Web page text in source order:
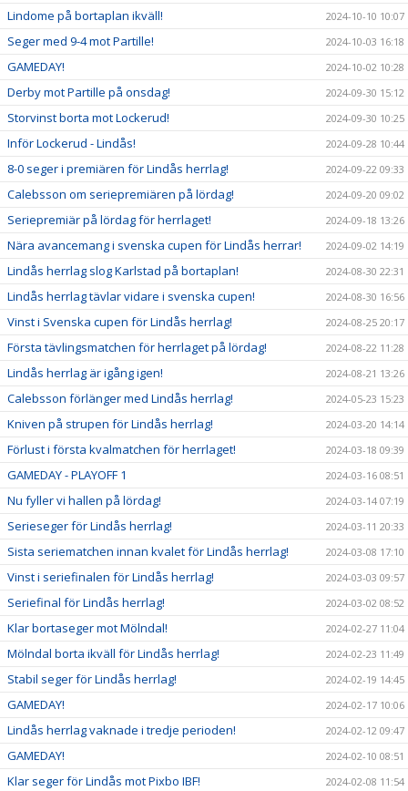
Lindome på bortaplan ikväll! 2024-10-10 10:07
Seger med 9-4 mot Partille! 2024-10-03 16:18
GAMEDAY! 2024-10-02 10:28
Derby mot Partille på onsdag! 2024-09-30 15:12
Storvinst borta mot Lockerud! 2024-09-30 10:25
Inför Lockerud - Lindås! 2024-09-28 10:44
8-0 seger i premiären för Lindås herrlag! 2024-09-22 09:33
Calebsson om seriepremiären på lördag! 2024-09-20 09:02
Seriepremiär på lördag för herrlaget! 2024-09-18 13:26
Nära avancemang i svenska cupen för Lindås herrar! 2024-09-02 14:19
Lindås herrlag slog Karlstad på bortaplan! 2024-08-30 22:31
Lindås herrlag tävlar vidare i svenska cupen! 2024-08-30 16:56
Vinst i Svenska cupen för Lindås herrlag! 2024-08-25 20:17
Första tävlingsmatchen för herrlaget på lördag! 2024-08-22 11:28
Lindås herrlag är igång igen! 2024-08-21 13:26
Calebsson förlänger med Lindås herrlag! 2024-05-23 15:23
Kniven på strupen för Lindås herrlag! 2024-03-20 14:14
Förlust i första kvalmatchen för herrlaget! 2024-03-18 09:39
GAMEDAY - PLAYOFF 1 2024-03-16 08:51
Nu fyller vi hallen på lördag! 2024-03-14 07:19
Serieseger för Lindås herrlag! 2024-03-11 20:33
Sista seriematchen innan kvalet för Lindås herrlag! 2024-03-08 17:10
Vinst i seriefinalen för Lindås herrlag! 2024-03-03 09:57
Seriefinal för Lindås herrlag! 2024-03-02 08:52
Klar bortaseger mot Mölndal! 2024-02-27 11:04
Mölndal borta ikväll för Lindås herrlag! 2024-02-23 11:49
Stabil seger för Lindås herrlag! 2024-02-19 14:45
GAMEDAY! 2024-02-17 10:06
Lindås herrlag vaknade i tredje perioden! 2024-02-12 09:47
GAMEDAY! 2024-02-10 08:51
Klar seger för Lindås mot Pixbo IBF! 2024-02-08 11:54